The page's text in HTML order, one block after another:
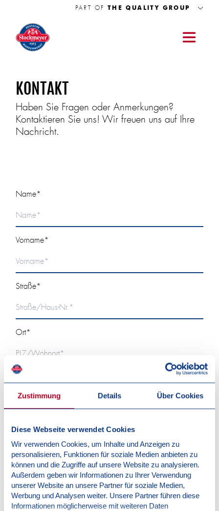
Zustimmung Details Über Cookies
Diese Webseite verwendet Cookies
Wir verwenden Cookies, um Inhalte und Anzeigen zu
personalisieren, Funktionen für soziale Medien anbieten zu
können und die Zugriffe auf unsere Website zu analysieren.
Außerdem geben wir Informationen zu Ihrer Verwendung
unserer Website an unsere Partner für soziale Medien,
Werbung und Analysen weiter. Unsere Partner führen diese
Informationen möglicherweise mit weiteren Daten
PART OF THE QUALITY GROUP
Balcerzak
PRODUKTPORTFOLIO
Stockmeyer ist ein etablierter Partner für die Eigenmarken des Handels.
MARKEN
Bei unseren Marken treffen echte Klassiker auf die Geschmackstrends
QUALITÄT
NACHHALTIGKEIT
WERKSVERKAUF
KONTAKT
Haben Sie Fragen oder Anmerkungen?
Kontaktieren Sie uns! Wir freuen uns auf Ihre
Nachricht.
Name*
Vorname*
Straße*
Ort*
E-Mail*
Bild (max. 5 MB)